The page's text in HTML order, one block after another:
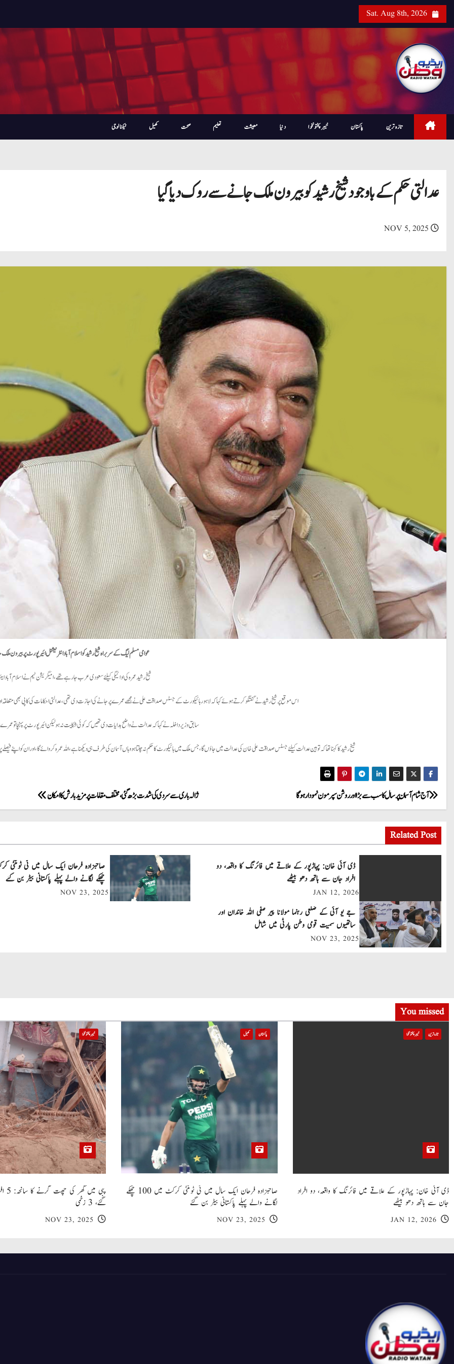
i
Sat. Aug 8th, 2026
تازہ ترین پاکستان خیبرپختونخوا دنیا معیشت تعلیم صحت کھیل ٹیکنالوجی
عدالتی حکم کے باوجود شیخ رشید کو بیرون ملک جانے سے روک دیا گیا
عوامی مسلم لیگ کے سربراہ شیخ رشید کو اسلام آباد انٹرنیشنل ائیرپورٹ پر بیرون
شیخ رشید عمرہ کی ادائیگی کیلئے سعودی عرب جا رہے تھے ، امیگریشن ٹیم نے اسلام آباد
اس موقع پر شیخ رشید نے گفتگو کرتے ہوئے کہا کہ لاہور ہائیکورٹ کے جسٹس صداقت علی نے مجھے عمرے پر جانے کی اجازت دی تھی ،عدالتی احکامات کی کاپی بھی متعلقہ
سابق وزیر داخلہ نے کہا کہ عدالت نے واضح ہدایات دی تھیں کہ کوئی شکایت نہ ہو لیکن ائیرپورٹ پر پہنچا تو
شیخ رشید کا کہنا تھا کہ توہین عدالت کیلئے جسٹس صداقت علی خان کی عدالت میں جاؤں گا، جس ملک میں ہائیکورٹ کا حکم نہ چلتا ہو وہاں آسمان کی طرف ہی دیکھنا ہے، اللہ عمرہ کروائے گا،اور ان کو اپنے
P
o
s
a
v
i
t
i
ژالہ باری سے سردی کی شدت بڑھ گئی ، مختلف مقامات پر مزید بارش کا امکان آج شام آسمان پر سال کا سب سے بڑا اور روشن سپر مون نمودار ہوگا
Related Post
ڈی آئی خان: پہاڑپور کے علاقے میں فائرنگ کا واقعہ، دو
افراد جان سے ہاتھ دھو بیٹھے
JAN 12, 2026
چھکے لگانے والے پہلے پاکستانی بیٹر بن گئے
NOV 23, 2025
جے یو آئی کے ضلعی رہنما مولانا پیر صفی اللہ خاندان اور
ساتھیوں سمیت قومی وطن پارٹی میں شامل
NOV 23, 2025
You missed
تازہ ترین خیبر پختونخوا
ڈی آئی خان: پہاڑپور کے علاقے میں فائرنگ کا واقعہ، دو افراد
جان سے ہاتھ دھو بیٹھے
JAN 12, 2026
پاکستان کھیل
صاحبزادہ فرحان ایک سال میں ٹی ٹوئنٹی کرکٹ میں 100 چھکے
لگانے والے پہلے پاکستانی بیٹر بن گئے
NOV 23, 2025
خیبر پختونخوا
گئے، 3 زخمی
NOV 23, 2025